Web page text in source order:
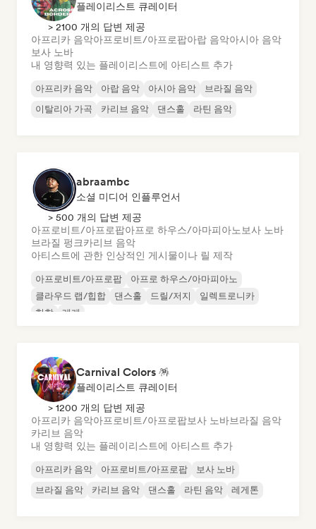
플레이리스트 큐레이터
> 2100 개의 답변 제공
아프리카 음악아프로비트/아프로팝아랍 음악아시아 음악
보사 노바
내 영향력 있는 플레이리스트에 아티스트 추가
아프리카 음악 아랍 음악 아시아 음악
브라질 음악
이탈리아 가곡
카리브 음악 댄스홀 라틴 음악
abraambc
소셜 미디어 인플루언서
> 500 개의 답변 제공
아프로비트/아프로팝아프로 하우스/아마피아노 보사 노바
브라질 펑크카리브 음악
아티스트에 관한 인상적인 게시물이나 릴 제작
아프로비트/아프로팝
아프로 하우스/아마피아노
클라우드 랩/힙합
댄스홀 드릴/저지
일렉트로니카
힙합
레게
Carnival Colors 🪅
플레이리스트 큐레이터
> 1200 개의 답변 제공
아프리카 음악아프로비트/아프로팝보사 노바브라질 음악
카리브 음악
내 영향력 있는 플레이리스트에 아티스트 추가
아프리카 음악 아프로비트/아프로팝
보사 노바
브라질 음악
카리브 음악 댄스홀 라틴 음악 레게톤